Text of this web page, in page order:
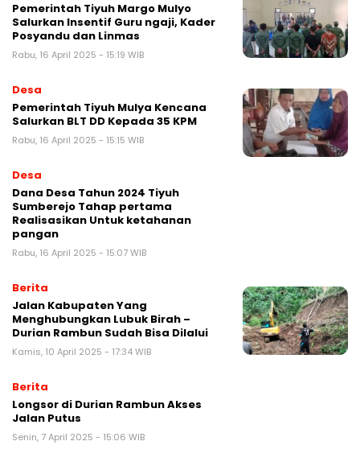
Pemerintah Tiyuh Margo Mulyo
Salurkan Insentif Guru ngaji, Kader
Posyandu dan Linmas
Rabu, 16 April 2025 - 15:19 WIB
Desa
Pemerintah Tiyuh Mulya Kencana
Salurkan BLT DD Kepada 35 KPM
Rabu, 16 April 2025 - 15:15 WIB
Desa
Dana Desa Tahun 2024 Tiyuh
Sumberejo Tahap pertama
Realisasikan Untuk ketahanan
pangan
Rabu, 16 April 2025 - 15:07 WIB
Berita
Jalan Kabupaten Yang
Menghubungkan Lubuk Birah –
Durian Rambun Sudah Bisa Dilalui
Kamis, 10 April 2025 - 17:34 WIB
Berita
Longsor di Durian Rambun Akses
Jalan Putus
Senin, 7 April 2025 - 15:06 WIB